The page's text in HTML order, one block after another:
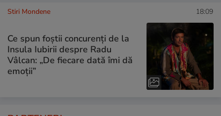
Stiri Mondene 18:09
Ce spun foștii concurenți de la
Insula Iubirii despre Radu
Vâlcan: „De fiecare dată îmi dă
emoții”